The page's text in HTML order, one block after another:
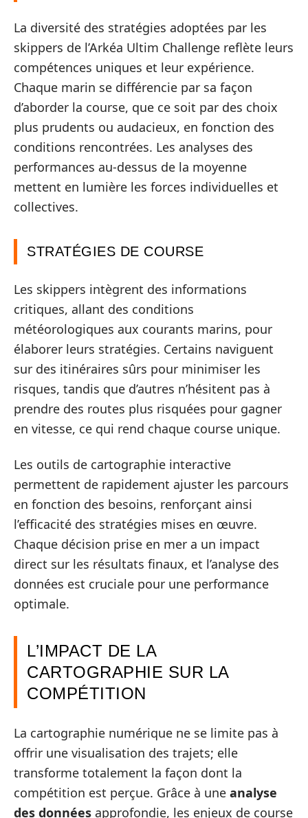
La diversité des stratégies adoptées par les
skippers de l’Arkéa Ultim Challenge reflète leurs
compétences uniques et leur expérience.
Chaque marin se différencie par sa façon
d’aborder la course, que ce soit par des choix
plus prudents ou audacieux, en fonction des
conditions rencontrées. Les analyses des
performances au-dessus de la moyenne
mettent en lumière les forces individuelles et
collectives.
STRATÉGIES DE COURSE
Les skippers intègrent des informations
critiques, allant des conditions
météorologiques aux courants marins, pour
élaborer leurs stratégies. Certains naviguent
sur des itinéraires sûrs pour minimiser les
risques, tandis que d’autres n’hésitent pas à
prendre des routes plus risquées pour gagner
en vitesse, ce qui rend chaque course unique.
Les outils de cartographie interactive
permettent de rapidement ajuster les parcours
en fonction des besoins, renforçant ainsi
l’efficacité des stratégies mises en œuvre.
Chaque décision prise en mer a un impact
direct sur les résultats finaux, et l’analyse des
données est cruciale pour une performance
optimale.
L’IMPACT DE LA
CARTOGRAPHIE SUR LA
COMPÉTITION
La cartographie numérique ne se limite pas à
offrir une visualisation des trajets; elle
transforme totalement la façon dont la
compétition est perçue. Grâce à une analyse
des données approfondie, les enjeux de course